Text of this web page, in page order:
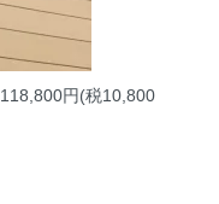
118,800円(税10,800